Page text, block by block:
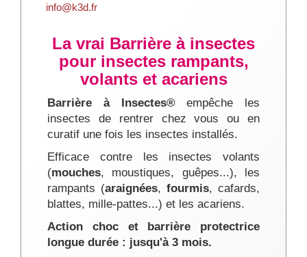
info@k3d.fr
La vrai Barrière à insectes
pour insectes rampants,
volants et acariens
Barrière à Insectes®empêche les
insectes de rentrer chez vous ou en
curatif une fois les insectes installés.
Efficace contre les insectes volants
(mouches, moustiques, guêpes...), les
rampants (araignées, fourmis, cafards,
blattes, mille-pattes...) et les acariens.
Action choc et barrière protectrice
longue durée : jusqu'à 3 mois.